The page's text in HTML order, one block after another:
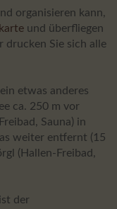
organisieren kann,
und überfliegen
drucken Sie sich alle
etwas anderes
ca. 250 m vor
Sauna) in
weiter entfernt (15
(Hallen-Freibad,
der